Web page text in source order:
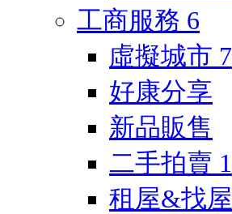
工商服務 6
虛擬城市 7
好康分享
新品販售
二手拍賣 1
租屋&找屋